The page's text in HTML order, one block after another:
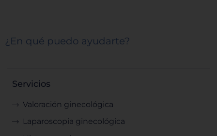
¿En qué puedo ayudarte?
Servicios
Valoración ginecológica
Laparoscopia ginecológica